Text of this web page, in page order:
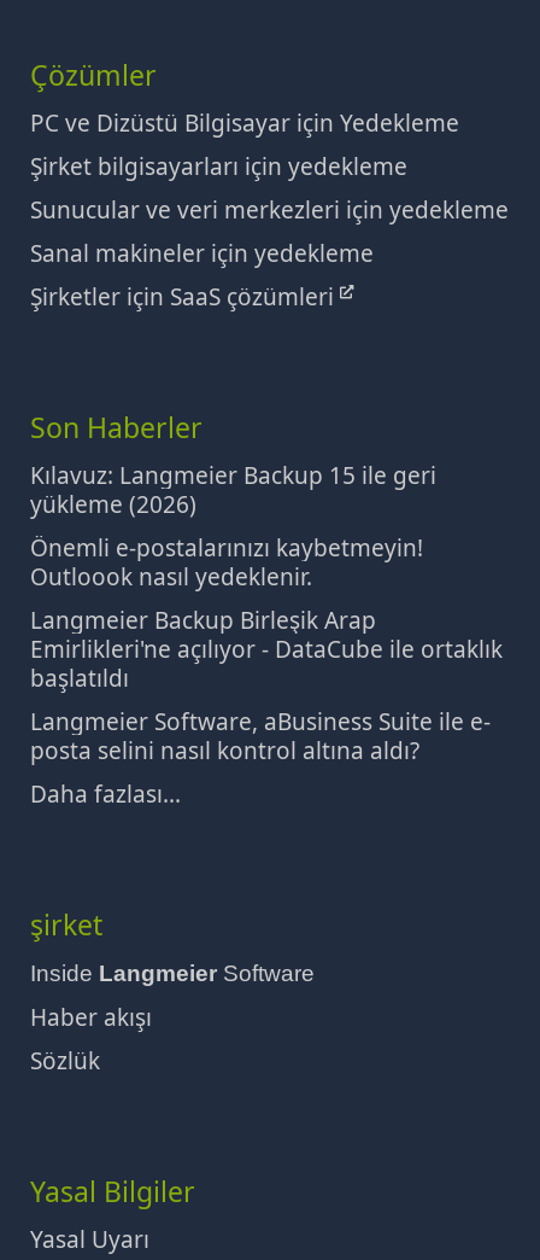
Çözümler
PC ve Dizüstü Bilgisayar için Yedekleme
Şirket bilgisayarları için yedekleme
Sunucular ve veri merkezleri için yedekleme
Sanal makineler için yedekleme
Şirketler için SaaS çözümleri
Son Haberler
Kılavuz: Langmeier Backup 15 ile geri
yükleme (2026)
Önemli e-postalarınızı kaybetmeyin!
Outloook nasıl yedeklenir.
Langmeier Backup Birleşik Arap
Emirlikleri'ne açılıyor - DataCube ile ortaklık
başlatıldı
Langmeier Software, aBusiness Suite ile e-
posta selini nasıl kontrol altına aldı?
Daha fazlası...
şirket
Inside Langmeier Software
Haber akışı
Sözlük
Yasal Bilgiler
Yasal Uyarı